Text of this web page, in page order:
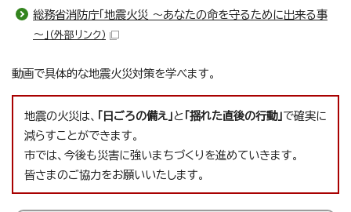
総務省消防庁「地震火災 ～あなたの命を守るために出来る事
～」 （外部リンク）
動画で具体的な地震火災対策を学べます。
地震の火災は、 「日ごろの備え」 と 「揺れた直後の行動」で確実に
減らすことができます。
市では、今後も災害に強いまちづくりを進めていきます。
皆さまのご協力をお願いいたします。